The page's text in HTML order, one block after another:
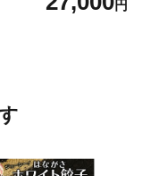
円